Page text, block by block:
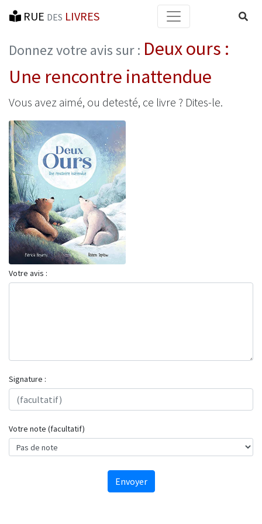
RUE DES LIVRES
Donnez votre avis sur : Deux ours :
Une rencontre inattendue
Vous avez aimé, ou detesté, ce livre ? Dites-le.
Votre avis :
Signature :
Votre note (facultatif)
Envoyer